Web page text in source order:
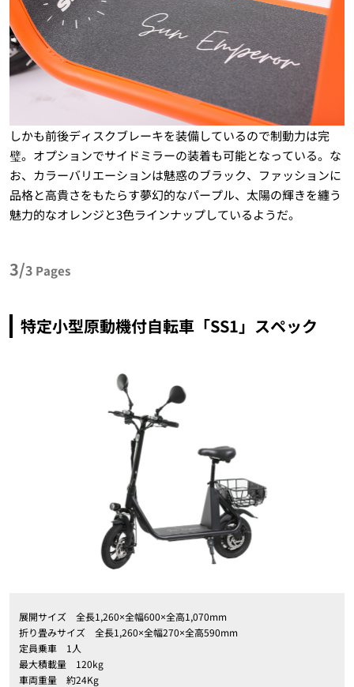
しかも前後ディスクブレーキを装備しているので制動力は完
璧。オプションでサイドミラーの装着も可能となっている。な
お、カラーバリエーションは魅惑のブラック、ファッションに
品格と高貴さをもたらす夢幻的なパープル、太陽の輝きを纏う
魅力的なオレンジと3色ラインナップしているようだ。
3/3 Pages
特定小型原動機付自転車「SS1」スペック
展開サイズ 全長1,260×全幅600×全高1,070mm
折り畳みサイズ 全長1,260×全幅270×全高590mm
定員乗車 1人
最大積載量 120kg
車両重量 約24Kg